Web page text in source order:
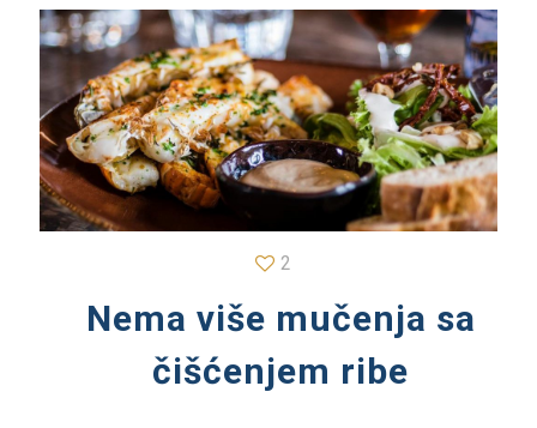
2
Nema više mučenja sa
čišćenjem ribe